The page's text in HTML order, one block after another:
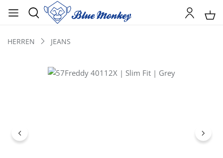
HERREN JEANS
Bildergalerie überspringen